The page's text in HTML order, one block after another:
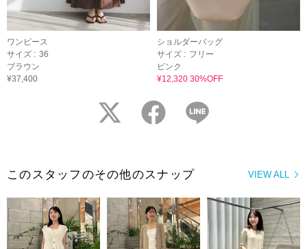
ワンピース
サイズ : 36
ブラウン
¥37,400
ショルダーバッグ
サイズ : フリー
ピンク
¥12,320 30%OFF
twitter facebook
VIEW ALL
このスタッフのその他のスナップ